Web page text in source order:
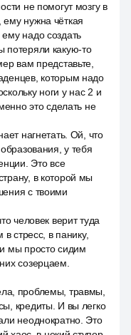
не помогут мозгу в
нужна чёткая
надо создать
потеряли какую-то
вам представьте,
которым надо
ноги у нас 2 и
это сделать не
нагнетать. Ой, что
у тебя
Это все
в которой мы
с твоими
человек верит туда
стресс, в панику,
мы просто сидим
созерцаем.
проблемы, травмы,
кредиты. И вы легко
неоднократно. Это